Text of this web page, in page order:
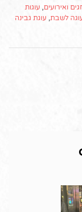
ואירועים, עוגות
לשבת, עוגת גבינה